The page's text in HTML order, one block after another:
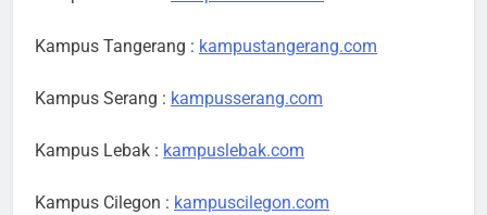
Kampus Tangerang : kampustangerang.com
Kampus Serang : kampusserang.com
Kampus Lebak : kampuslebak.com
Kampus Cilegon : kampuscilegon.com